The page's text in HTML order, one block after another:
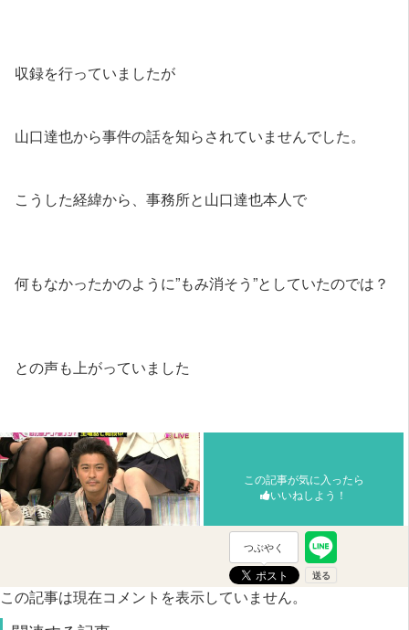
収録を行っていましたが
山口達也から事件の話を知らされていませんでした。
こうした経緯から、事務所と山口達也本人で
何もなかったかのように”もみ消そう”としていたのでは？
との声も上がっていました
この記事が気に入ったら
いいねしよう！
つぶやく
この記事は現在コメントを表示していません。